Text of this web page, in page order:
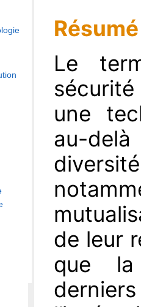
Résumé
Le
une
au-
de leur
que